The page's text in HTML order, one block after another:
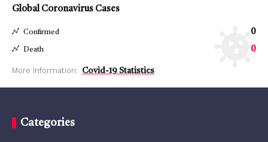
Global Coronavirus Cases
Confirmed 0
Death 0
More Information: Covid-19 Statistics
Categories